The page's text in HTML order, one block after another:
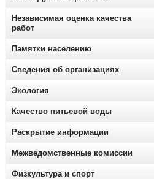
Независимая оценка качества
работ
Памятки населению
Сведения об организациях
Экология
Качество питьевой воды
Раскрытие информации
Межведомственные комиссии
Физкультура и спорт